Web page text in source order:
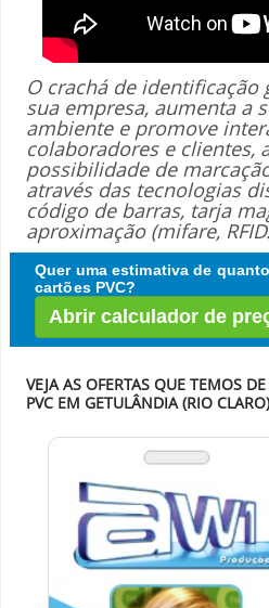
O crachá de identificação
sua empresa, aumenta a
ambiente e promove
colaboradores e clientes,
possibilidade de
através das tecnologias
código de barras, tarja
aproximação (mifare,
Quer uma estimativa de
cartões PVC?
Abrir calculador de
VEJA AS OFERTAS QUE TEMOS
PVC EM GETULÂNDIA (RIO